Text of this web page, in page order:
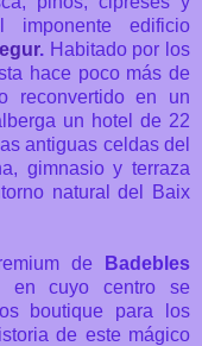
imponente edificio
. Habitado por los
hace poco más de
reconvertido en un
un hotel de 22
antiguas celdas del
gimnasio y terraza
natural del Baix
de
Badebles
en cuyo centro se
boutique para los
de este mágico